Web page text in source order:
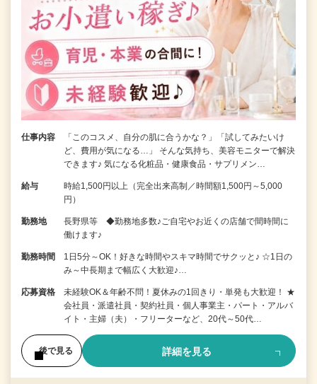
仕事内容
「このコスメ、自分の肌に合うかな？」「試してみたいけ
ど、費用が気になる…」 そんな気持ち、美容モニターで解決
できます♪ 気になる化粧品・健康食品・サプリメン…
給与
時給1,500円以上（完全出来高制／時間額1,500円～5,000
円）
勤務地
長野県等 ◆勤務地多数♪ご自宅やお近くの店舗で間時間に
働けます♪
勤務時間
1日5分～OK！好きな時間やスキマ時間でサクッと♪ ☆1日の
み～中長期まで幅広く大歓迎♪…
応募資格
未経験OK＆年齢不問！夏休みの1回きり・単発も大歓迎！ ★
会社員・派遣社員・契約社員・個人事業主・パート・アルバ
イト・主婦（夫）・フリーターなど、20代～50代…
後で見る 詳細を見る